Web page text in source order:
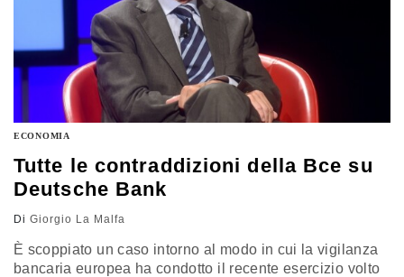
ECONOMIA
Tutte le contraddizioni della Bce su
Deutsche Bank
Di Giorgio La Malfa
È scoppiato un caso intorno al modo in cui la vigilanza
bancaria europea ha condotto il recente esercizio volto